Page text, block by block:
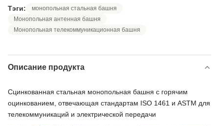
Тэги:
монопольная стальная башня
Монопольная антенная башня
Монопольная телекоммуникационная башня
Описание продукта
Сцинкованная стальная монопольная башня с горячим
оцинкованием, отвечающая стандартам ISO 1461 и ASTM для
телекоммуникаций и электрической передачи